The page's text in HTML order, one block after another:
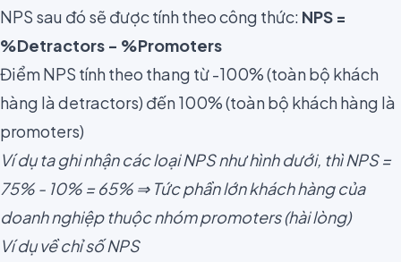
NPS sau đó sẽ được tính theo công thức: NPS =
%Detractors - %Promoters
Điểm NPS tính theo thang từ -100% (toàn bộ khách
hàng là detractors) đến 100% (toàn bộ khách hàng là
promoters)
Ví dụ ta ghi nhận các loại NPS như hình dưới, thì NPS =
75% - 10% = 65% ⇒ Tức phần lớn khách hàng của
doanh nghiệp thuộc nhóm promoters (hài lòng)
Ví dụ về chỉ số NPS